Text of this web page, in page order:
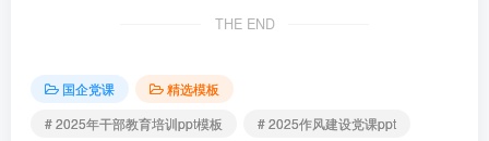
THE END
国企党课
精选模板
# 2025年干部教育培训ppt模板
# 2025作风建设党课ppt